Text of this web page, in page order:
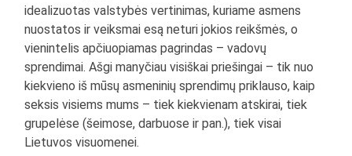
idealizuotas valstybės vertinimas, kuriame asmens
nuostatos ir veiksmai esą neturi jokios reikšmės, o
vienintelis apčiuopiamas pagrindas – vadovų
sprendimai. Ašgi manyčiau visiškai priešingai – tik nuo
kiekvieno iš mūsų asmeninių sprendimų priklauso, kaip
seksis visiems mums – tiek kiekvienam atskirai, tiek
grupelėse (šeimose, darbuose ir pan.), tiek visai
Lietuvos visuomenei.